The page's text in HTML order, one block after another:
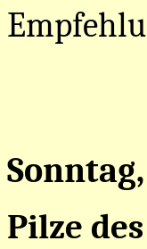
Pilze